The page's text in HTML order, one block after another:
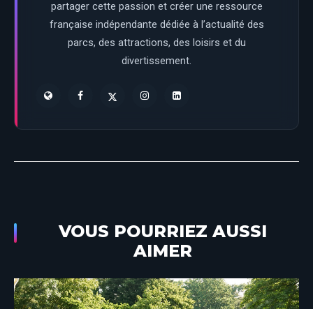
partager cette passion et créer une ressource
française indépendante dédiée à l’actualité des
parcs, des attractions, des loisirs et du
divertissement.
VOUS POURRIEZ AUSSI
AIMER